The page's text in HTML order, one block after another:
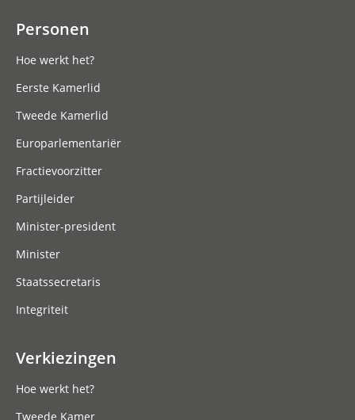
Personen
Hoe werkt het?
Eerste Kamerlid
Tweede Kamerlid
Europarlementariër
Fractievoorzitter
Partijleider
Minister-president
Minister
Staatssecretaris
Integriteit
Verkiezingen
Hoe werkt het?
Tweede Kamer